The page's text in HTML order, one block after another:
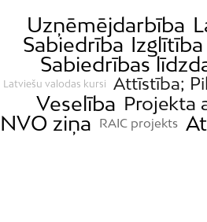
Uzņēmējdarbība
Sabiedrība Izglītība
Sabiedrības
Latviešu valodas kursi Attīstība;
Veselība Projekta
NVO ziņa RAIC projekts